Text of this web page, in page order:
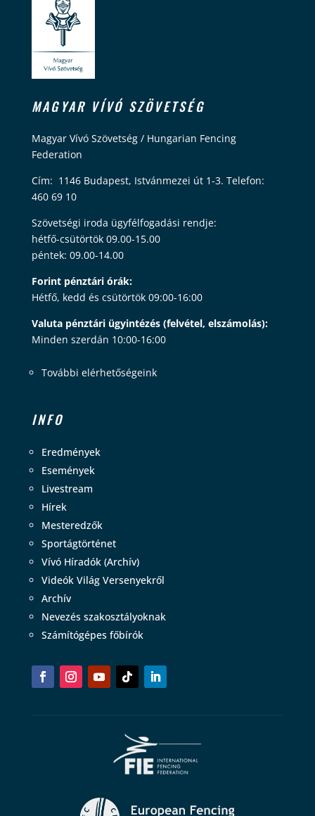
MAGYAR VÍVÓ SZÖVETSÉG
Magyar Vívó Szövetség / Hungarian Fencing
Federation
Cím: 1146 Budapest, Istvánmezei út 1-3. Telefon:
460 69 10
Szövetségi iroda ügyfélfogadási rendje:
hétfő-csütörtök 09.00-15.00
péntek: 09.00-14.00
Forint pénztári órák:
Hétfő, kedd és csütörtök 09:00-16:00
Valuta pénztári ügyintézés (felvétel, elszámolás):
Minden szerdán 10:00-16:00
További elérhetőségeink
INFO
Eredmények
Események
Livestream
Hírek
Mesteredzők
Sportágtörténet
Vívó Híradók (Archív)
Videók Világ Versenyekről
Archív
Nevezés szakosztályoknak
Számítógépes főbírók